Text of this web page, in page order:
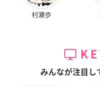
村瀬歩
みんなが注目し